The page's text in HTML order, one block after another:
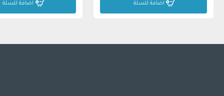
اضافة للسلة اضافة للسلة